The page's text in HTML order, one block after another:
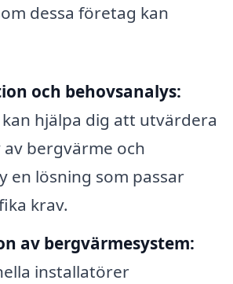
dessa företag kan
och behovsanalys:
hjälpa dig att utvärdera
bergvärme och
en lösning som passar
krav.
av bergvärmesystem:
installatörer